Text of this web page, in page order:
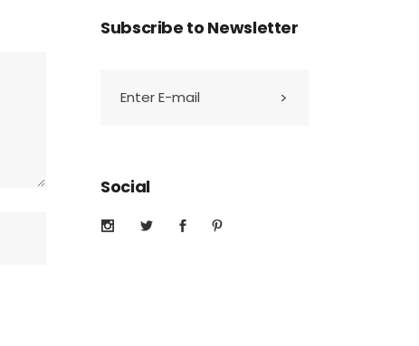
Subscribe to Newsletter
Social